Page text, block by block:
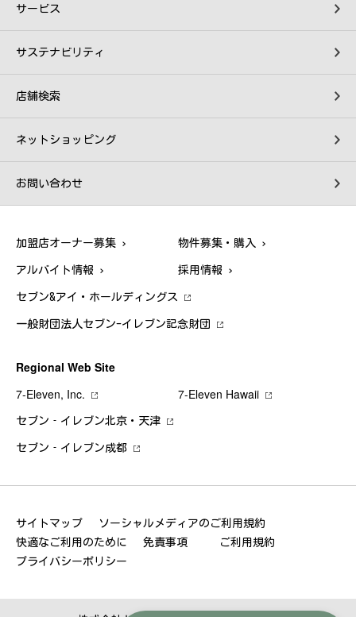
サービス
サステナビリティ
店舗検索
ネットショッピング
お問い合わせ
加盟店オーナー募集 物件募集・購入
アルバイト情報 採用情報
セブン&アイ・ホールディングス
一般財団法人セブン-イレブン記念財団
Regional Web Site
7‐Eleven, Inc.
7‐Eleven Hawaii
セブン‐イレブン北京・天津
セブン‐イレブン成都
サイトマップ
ソーシャルメディアのご利用規約
快適なご利用のために
免責事項
ご利用規約
プライバシーポリシー